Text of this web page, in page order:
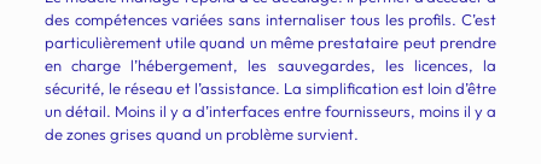
des compétences variées sans internaliser tous les profils. C’est
particulièrement utile quand un même prestataire peut prendre
en charge l’hébergement, les sauvegardes, les licences, la
sécurité, le réseau et l’assistance. La simplification est loin d’être
un détail. Moins il y a d’interfaces entre fournisseurs, moins il y a
de zones grises quand un problème survient.